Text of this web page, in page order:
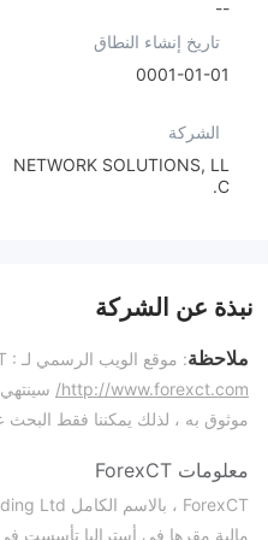
--
تاريخ إنشاء النطاق
0001-01-01
الشركة
NETWORK SOLUTIONS, LL
C.
نبذة عن الشركة
ملاحظة: موقع الويب الرسمي لـ ForexCT :
http://www.forexct.com/
موثوق به ، لذلك يمكننا فقط البحث
معلومات ForexCT